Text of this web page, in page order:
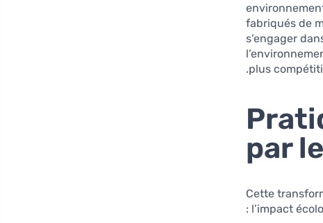
fabriqués de
s’engager
plus
par
Cette
l’impact